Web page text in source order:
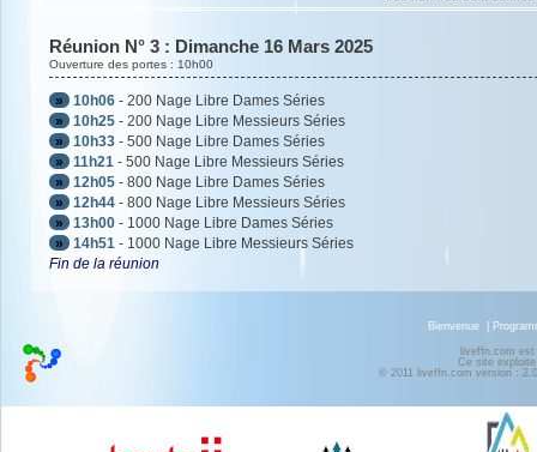
Réunion N° 3 : Dimanche 16 Mars 2025
Ouverture des portes : 10h00
» 10h06 - 200 Nage Libre Dames Séries
»
10h25 - 200 Nage Libre Messieurs Séries
»
10h33 - 500 Nage Libre Dames Séries
»
11h21 - 500 Nage Libre Messieurs Séries
»
12h05 - 800 Nage Libre Dames Séries
»
12h44 - 800 Nage Libre Messieurs Séries
»
13h00 - 1000 Nage Libre Dames Séries
»
14h51 - 1000 Nage Libre Messieurs Séries
Fin de la réunion
Bienvenue
liveffn.com
Ce site
© 2011 liveffn.com version :